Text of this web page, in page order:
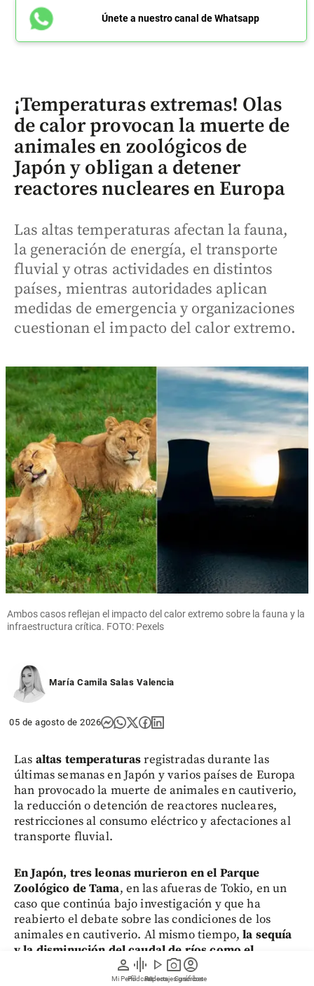
person
Mi Perfil
graphic_eq
Pódcast
play_arrow
Videos
photo_camera
Reportajes gráficos
account_circle
Suscríbete
Únete a nuestro canal de Whatsapp
¡Temperaturas extremas! Olas
de calor provocan la muerte de
animales en zoológicos de
Japón y obligan a detener
reactores nucleares en Europa
Las altas temperaturas afectan la fauna,
la generación de energía, el transporte
fluvial y otras actividades en distintos
países, mientras autoridades aplican
medidas de emergencia y organizaciones
cuestionan el impacto del calor extremo.
Ambos casos reflejan el impacto del calor extremo sobre la fauna y la
infraestructura crítica. FOTO: Pexels
María Camila Salas Valencia
05 de agosto de 2026
Las altas temperaturasregistradas durante las
últimas semanas en Japón y varios países de Europa
han provocado la muerte de animales en cautiverio,
la reducción o detención de reactores nucleares,
restricciones al consumo eléctrico y afectaciones al
transporte fluvial.
En Japón, tres leonas murieron en el Parque
Zoológico de Tama, en las afueras de Tokio, en un
caso que continúa bajo investigación y que ha
reabierto el debate sobre las condiciones de los
animales en cautiverio. Al mismo tiempo, la sequía
y la disminución del caudal de ríos como el
Danubio y el Rin obligaron a varios países
europeos a adoptar medidas para mantener el